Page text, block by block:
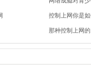
控制上网你是
那种控制上网